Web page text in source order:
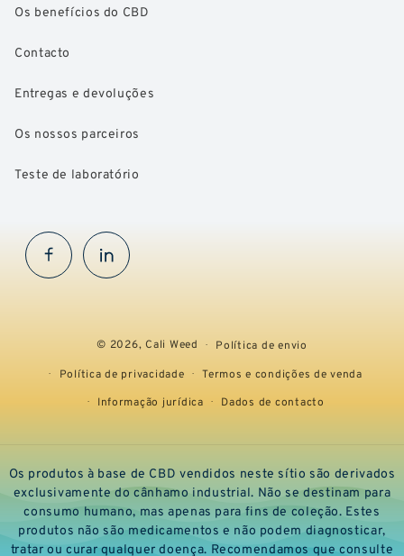
Os benefícios do CBD
Contacto
Entregas e devoluções
Os nossos parceiros
Teste de laboratório
FacebookInstaGram
© 2026,Cali Weed
Política de envio
Política de privacidade
Termos e condições de venda
Informação jurídica
Dados de contacto
Os produtos à base de CBD vendidos neste sítio são derivados
exclusivamente do cânhamo industrial. Não se destinam para
consumo humano, mas apenas para fins de coleção. Estes
produtos não são medicamentos e não podem diagnosticar,
tratar ou curar qualquer doença. Recomendamos que consulte